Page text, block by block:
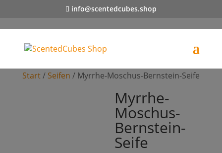
info@scentedcubes.shop
Start/ Seifen / Myrrhe-Moschus-Bernstein-Seife
Myrrhe-
Moschus-
Bernstein-
Seife